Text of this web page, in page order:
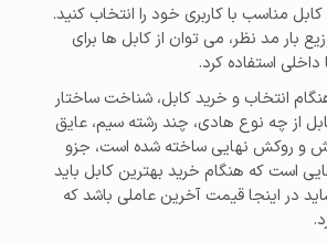
مناسب با کاربری خود را انتخاب کنید.
بار مد نظر، می توان از کابل ها برای
استفاده کرد.
هنگام انتخاب و خرید کابل، شناخت ساختار
از چه نوع هادی، چند رشته سیم، عایق
و روکش نهایی ساخته شده است، جزو
است که هنگام خرید بهترین کابل باید
در اینجا قیمت آخرین عاملی باشد که